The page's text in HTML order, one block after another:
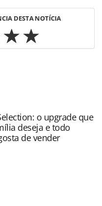
DESTA NOTÍCIA
cartoes-de-
gera-economia-
ou
Todo o conteúdo
é protegido pela
autoral. Não reproduza o
o upgrade que
deseja e todo
de vender